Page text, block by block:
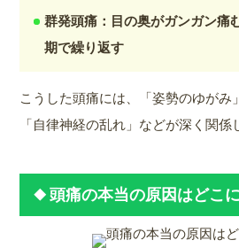
群発頭痛：目の奥がガンガン痛
期で繰り返す
こうした頭痛には、「姿勢のゆがみ
「自律神経の乱れ」などが深く関係
頭痛の本当の原因はどこ